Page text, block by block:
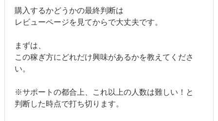
購入するかどうかの最終判断は
レビューページを見てからで大丈夫です。
まずは、
この稼ぎ方にどれだけ興味があるかを教えてくださ
い。
※サポートの都合上、これ以上の人数は難しい！と
判断した時点で打ち切ります。